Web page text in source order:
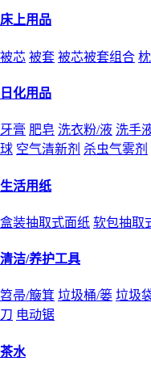
床上用品
被芯 被套 被芯被套组合
日化用品
牙膏 肥皂 洗衣粉/液 洗手
球 空气清新剂 杀虫气雾剂
生活用纸
盒装抽取式面纸 软包抽取
清洁/养护工具
笤帚/簸箕 垃圾桶/篓 垃圾
刀 电动锯
茶水